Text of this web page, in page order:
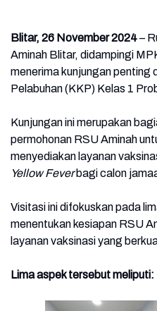
Blitar, 26 November 2024–
Aminah Blitar, didampingi
menerima kunjungan penting
Pelabuhan (KKP) Kelas 1
Kunjungan ini merupakan
permohonan RSU Aminah
menyediakan layanan
Yellow Feverbagi calon
Visitasi ini difokuskan pada
menentukan kesiapan RSU
layanan vaksinasi yang
Lima aspek tersebut meliputi: